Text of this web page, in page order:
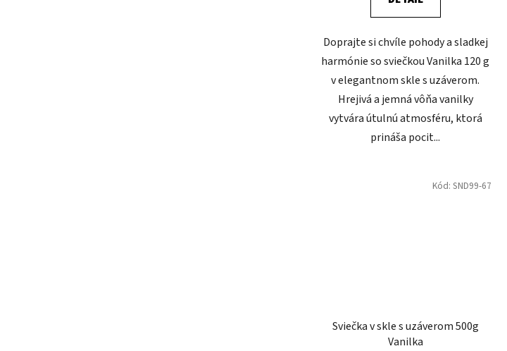
Doprajte si chvíle pohody a sladkej
harmónie so sviečkou Vanilka 120 g
v elegantnom skle s uzáverom.
Hrejivá a jemná vôňa vanilky
vytvára útulnú atmosféru, ktorá
prináša pocit...
Sviečka v skle s uzáverom 500g
Vanilka
Kód: SND99-67